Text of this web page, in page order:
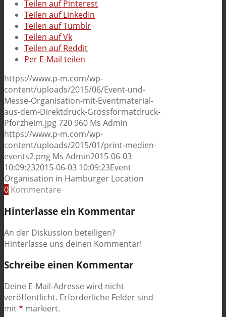
Teilen auf Pinterest
Teilen auf LinkedIn
Teilen auf Tumblr
Teilen auf Vk
Teilen auf Reddit
Per E-Mail teilen
https://www.p-m.com/wp-
content/uploads/2015/06/Event-und-
Messe-Organisation-mit-Eventmaterial-
aus-dem-Direktdruck-Grossformatdruck-
Pforzheim.jpg720 960 Ms Admin
https://www.p-m.com/wp-
content/uploads/2015/01/print-medien-
events2.png Ms Admin2015-06-03
10:09:232015-06-03 10:09:23Event
Organisation in Hamburger Location
0 Kommentare
Hinterlasse ein Kommentar
An der Diskussion beteiligen?
Hinterlasse uns deinen Kommentar!
Schreibe einen Kommentar
Deine E-Mail-Adresse wird nicht
veröffentlicht. Erforderliche Felder sind
mit* markiert.